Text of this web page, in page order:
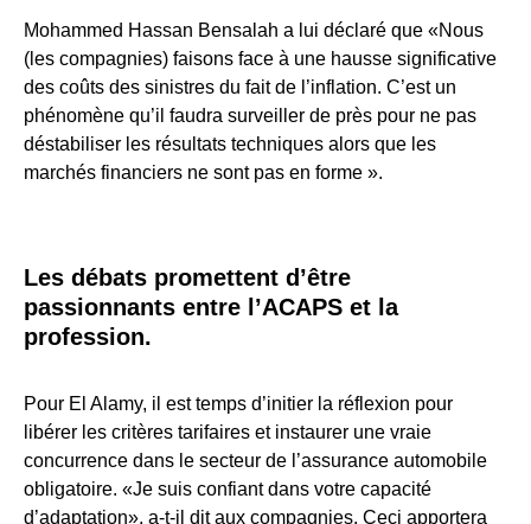
Mohammed Hassan Bensalah a lui déclaré que «Nous
(les compagnies) faisons face à une hausse significative
des coûts des sinistres du fait de l’inflation. C’est un
phénomène qu’il faudra surveiller de près pour ne pas
déstabiliser les résultats techniques alors que les
marchés financiers ne sont pas en forme ».
Les débats promettent d’être
passionnants entre l’ACAPS et la
profession.
Pour El Alamy, il est temps d’initier la réflexion pour
libérer les critères tarifaires et instaurer une vraie
concurrence dans le secteur de l’assurance automobile
obligatoire. «Je suis confiant dans votre capacité
d’adaptation», a-t-il dit aux compagnies. Ceci apportera